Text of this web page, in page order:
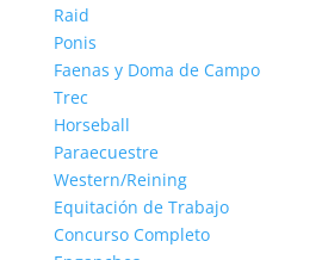
Raid
Ponis
Faenas y Doma de Campo
Trec
Horseball
Paraecuestre
Western/Reining
Equitación de Trabajo
Concurso Completo